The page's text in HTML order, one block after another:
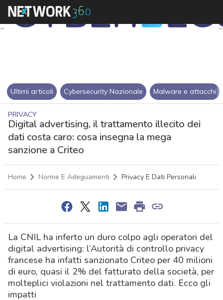
Ultimi articoli Cybersecurity Nazionale Malware e attacchi
PRIVACY
Digital advertising, il trattamento illecito dei
dati costa caro: cosa insegna la mega
sanzione a Criteo
Home Norme E Adeguamenti Privacy E Dati Personali
La CNIL ha inferto un duro colpo agli operatori del
digital advertising: l’Autorità di controllo privacy
francese ha infatti sanzionato Criteo per 40 milioni
di euro, quasi il 2% del fatturato della società, per
molteplici violazioni nel trattamento dati. Ecco gli
impatti